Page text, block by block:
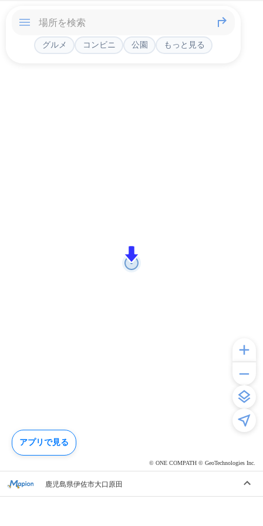
© ONE COMPATH © GeoTechnologies Inc.
グルメ コンビニ 公園 もっと見る
鹿児島県伊佐市大口原田
アプリで見る